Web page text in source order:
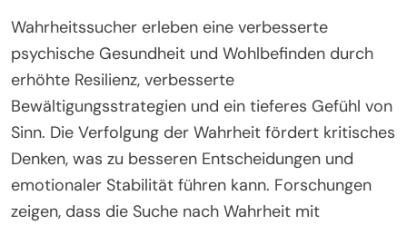
Wahrheitssucher erleben eine verbesserte
psychische Gesundheit und Wohlbefinden durch
erhöhte Resilienz, verbesserte
Bewältigungsstrategien und ein tieferes Gefühl von
Sinn. Die Verfolgung der Wahrheit fördert kritisches
Denken, was zu besseren Entscheidungen und
emotionaler Stabilität führen kann. Forschungen
zeigen, dass die Suche nach Wahrheit mit